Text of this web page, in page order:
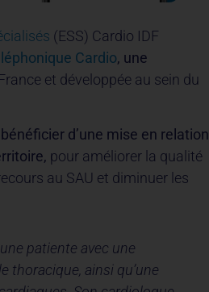
(ESS) Cardio IDF
Cardio, une
et développée au sein du
d’une mise en relation
pour améliorer la qualité
au SAU et diminuer les
patiente avec une
thoracique, ainsi qu’une